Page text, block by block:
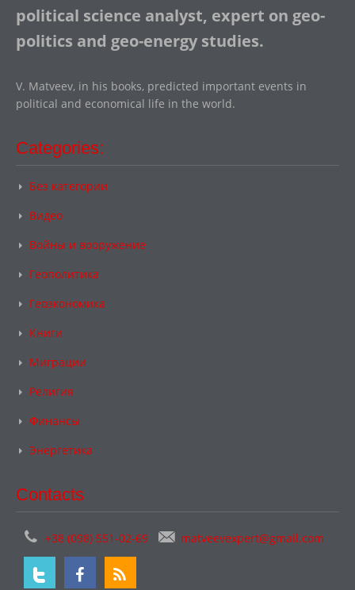
political science analyst, expert on geo-
politics and geo-energy studies.
V. Matveev, in his books, predicted important events in
political and economical life in the world.
Categories:
Без категории
Видео
Войны и вооружение
Геополитика
Геоэкономика
Книги
Миграции
Религия
Финансы
Энергетика
Contacts
+38 (098) 551-02-69 matveevexpert@gmail.com